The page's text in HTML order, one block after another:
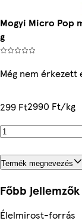
Mogyi Micro Pop
g
Még nem érkezett
299 Ft2990 Ft/kg
Termék megnevezés
Főbb jellemzők
Élelmirost-forrás